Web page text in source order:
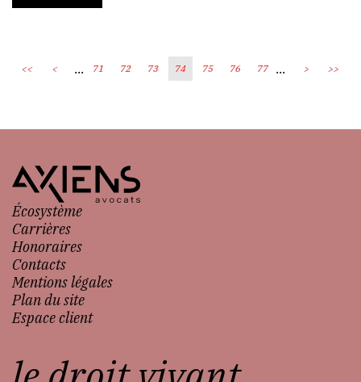
<< < ... 71 72 73 74 75 76 77 ... > >>
Écosystème
Carrières
Honoraires
Contacts
Mentions légales
Plan du site
Espace client